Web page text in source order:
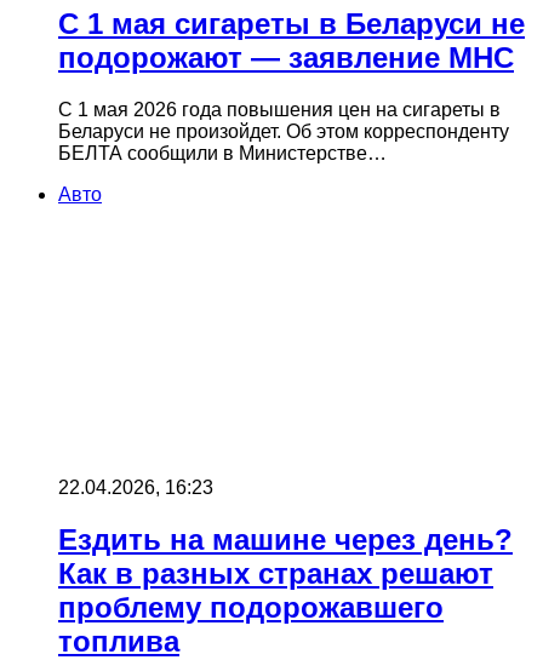
С 1 мая сигареты в Беларуси не
подорожают — заявление МНС
С 1 мая 2026 года повышения цен на сигареты в
Беларуси не произойдет. Об этом корреспонденту
БЕЛТА сообщили в Министерстве…
Авто
22.04.2026, 16:23
Ездить на машине через день?
Как в разных странах решают
проблему подорожавшего
топлива